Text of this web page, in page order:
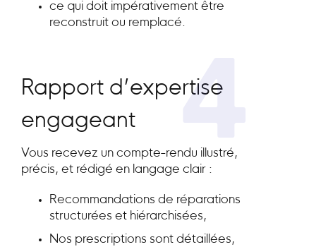
ce qui doit impérativement être
reconstruit ou remplacé.
4
Rapport d’expertise
engageant
Vous recevez un compte-rendu illustré,
précis, et rédigé en langage clair :
Recommandations de réparations
structurées et hiérarchisées,
Nos prescriptions sont détaillées,